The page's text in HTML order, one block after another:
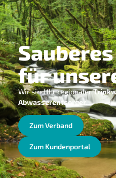
für
Wir sind Ihr regionaler
Abwasserentsorger.
Zum Verband
Zum Kundenportal